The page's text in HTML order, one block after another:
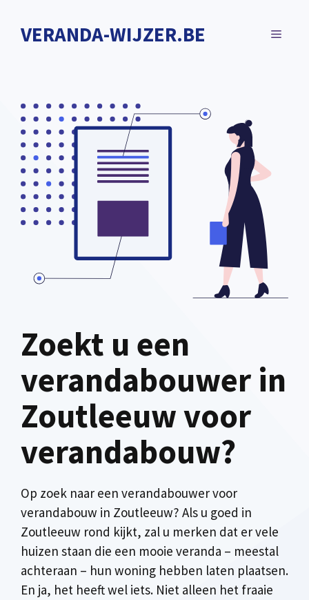
naarVERANDA-WIJZER.BE MENU
Zoekt u een
verandabouwer in
Zoutleeuw voor
verandabouw?
Op zoek naar een verandabouwer voor
verandabouw in Zoutleeuw? Als u goed in
Zoutleeuw rond kijkt, zal u merken dat er vele
huizen staan die een mooie veranda – meestal
achteraan – hun woning hebben laten plaatsen.
En ja, het heeft wel iets. Niet alleen het fraaie